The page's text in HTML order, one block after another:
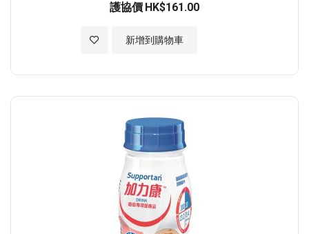
護協價 HK$161.00
新增到購物車
加入至願望清單